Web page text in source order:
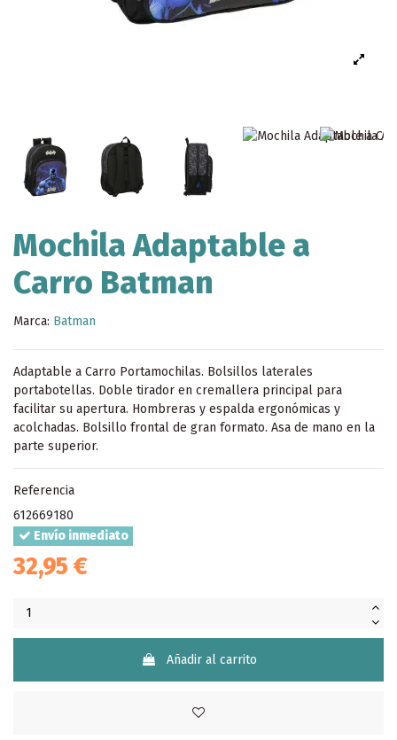
Mochila Adaptable a
Carro Batman
Marca: Batman
Adaptable a Carro Portamochilas. Bolsillos laterales
portabotellas. Doble tirador en cremallera principal para
facilitar su apertura. Hombreras y espalda ergonómicas y
acolchadas. Bolsillo frontal de gran formato. Asa de mano en la
parte superior.
Referencia
612669180
Envío inmediato
32,95 €
Añadir al carrito